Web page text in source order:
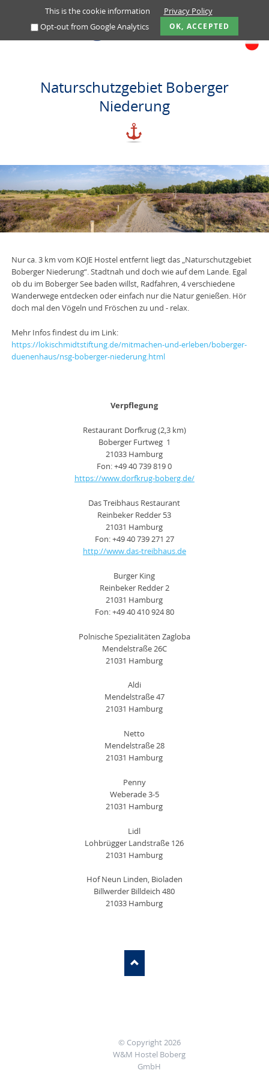
Naturschutzgebiet Boberger
Niederung
Nur ca. 3 km vom KOJE Hostel entfernt liegt das „Naturschutzgebiet
Boberger Niederung“. Stadtnah und doch wie auf dem Lande. Egal
ob du im Boberger See baden willst, Radfahren, 4 verschiedene
Wanderwege entdecken oder einfach nur die Natur genießen. Hör
doch mal den Vögeln und Fröschen zu und - relax.
Mehr Infos findest du im Link:
https://lokischmidtstiftung.de/mitmachen-und-erleben/boberger-
duenenhaus/nsg-boberger-niederung.html
Verpflegung
Restaurant Dorfkrug (2,3 km)
Boberger Furtweg 1
21033 Hamburg
Fon: +49 40 739 819 0
https://www.dorfkrug-boberg.de/
Das Treibhaus Restaurant
Reinbeker Redder 53
21031 Hamburg
Fon: +49 40 739 271 27
http://www.das-treibhaus.de
Burger King
Reinbeker Redder 2
21031 Hamburg
Fon: +49 40 410 924 80
Polnische Spezialitäten Zagloba
Mendelstraße 26C
21031 Hamburg
Aldi
Mendelstraße 47
21031 Hamburg
Netto
Mendelstraße 28
21031 Hamburg
Penny
Weberade 3-5
21031 Hamburg
Lidl
Lohbrügger Landstraße 126
21031 Hamburg
Hof Neun Linden, Bioladen
Billwerder Billdeich 480
21033 Hamburg
© Copyright 2026
W&M Hostel Boberg
GmbH
This is the cookie information
Privacy Policy
Opt-out from Google Analytics
OK, ACCEPTED